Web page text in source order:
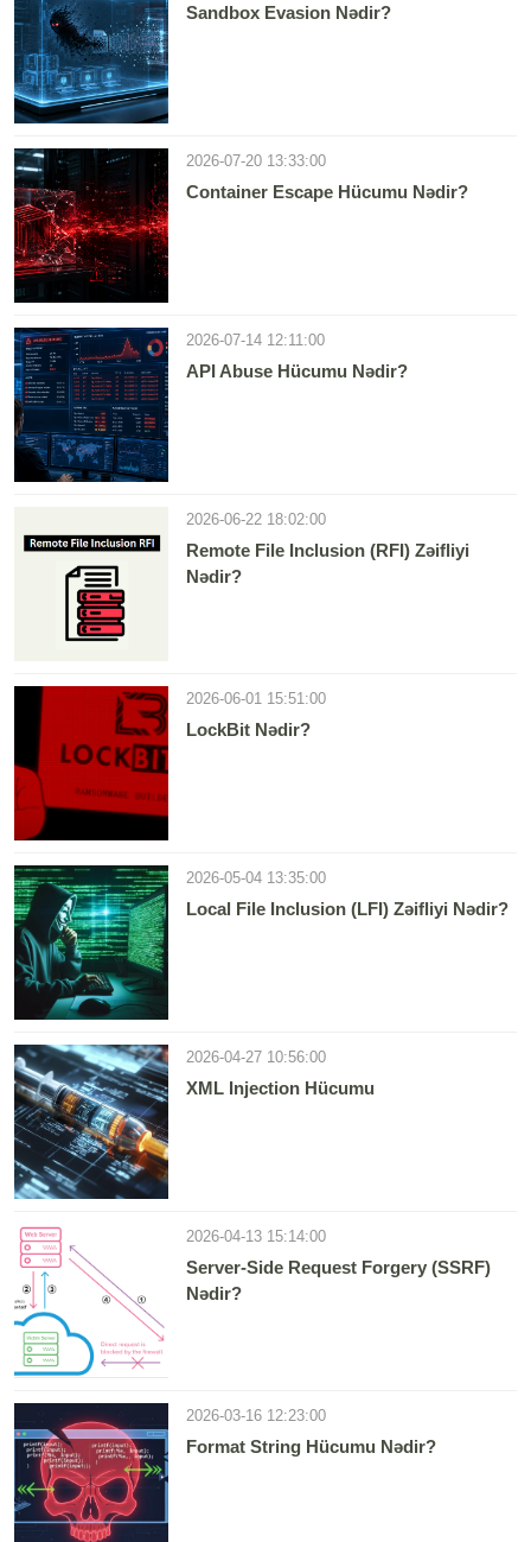
Sandbox Evasion Nədir?
2026-07-20 13:33:00
Container Escape Hücumu Nədir?
2026-07-14 12:11:00
API Abuse Hücumu Nədir?
2026-06-22 18:02:00
Remote File Inclusion (RFI) Zəifliyi
Nədir?
2026-06-01 15:51:00
LockBit Nədir?
2026-05-04 13:35:00
Local File Inclusion (LFI) Zəifliyi Nədir?
2026-04-27 10:56:00
XML Injection Hücumu
2026-04-13 15:14:00
Server-Side Request Forgery (SSRF)
Nədir?
2026-03-16 12:23:00
Format String Hücumu Nədir?